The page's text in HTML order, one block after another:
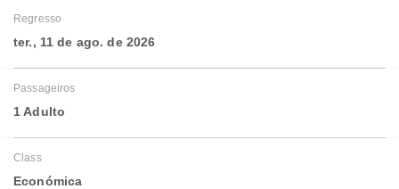
Regresso
ter., 11 de ago. de 2026
Passageiros
1 Adulto
Class
Económica